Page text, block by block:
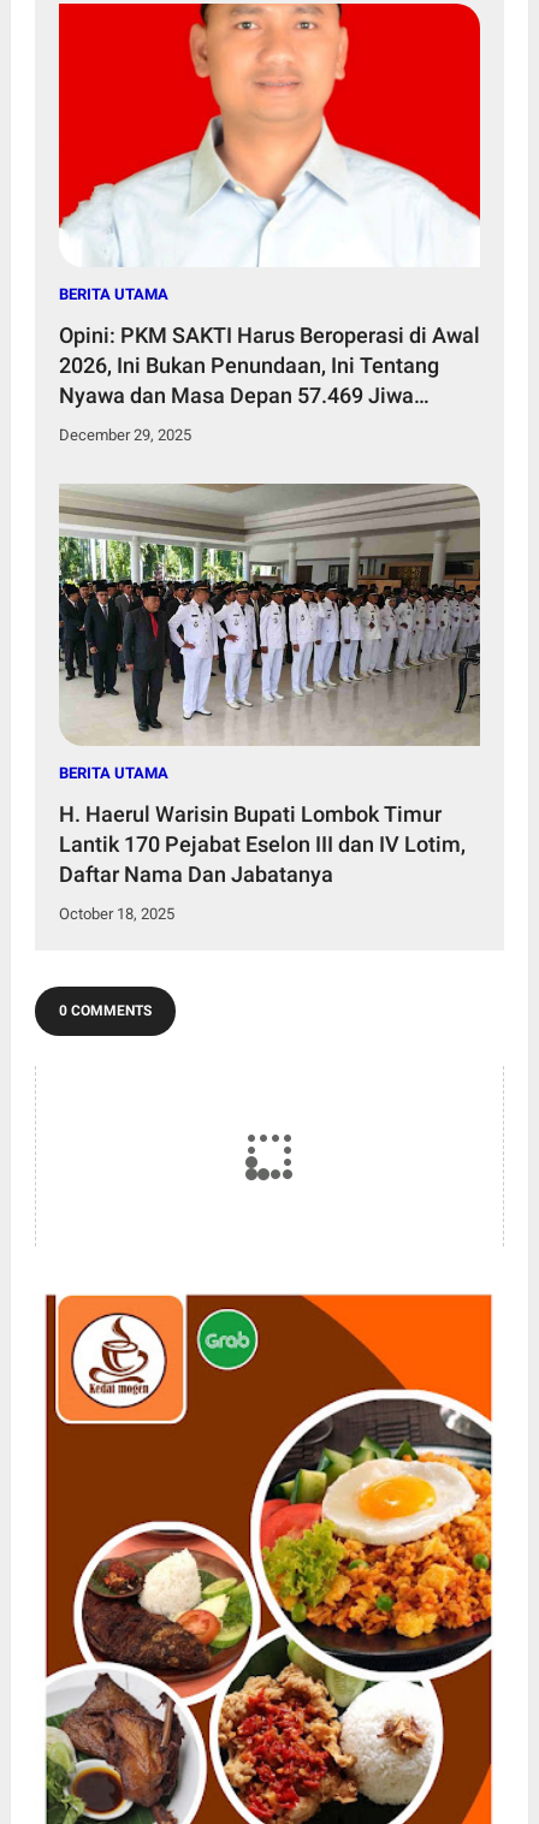
BERITA UTAMA
Opini: PKM SAKTI Harus Beroperasi di Awal
2026, Ini Bukan Penundaan, Ini Tentang
Nyawa dan Masa Depan 57.469 Jiwa
Penduduk Kecamatan Sakra Timur
December 29, 2025
BERITA UTAMA
H. Haerul Warisin Bupati Lombok Timur
Lantik 170 Pejabat Eselon III dan IV Lotim,
Daftar Nama Dan Jabatanya
October 18, 2025
0 COMMENTS